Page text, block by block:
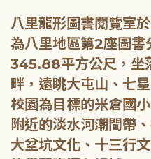
八里龍形圖書閱覽室
為八里地區第2座圖書
345.88平方公尺，坐
畔，遠眺大屯山、七
校園為目標的米倉國
附近的淡水河潮間帶
大坌坑文化、十三行